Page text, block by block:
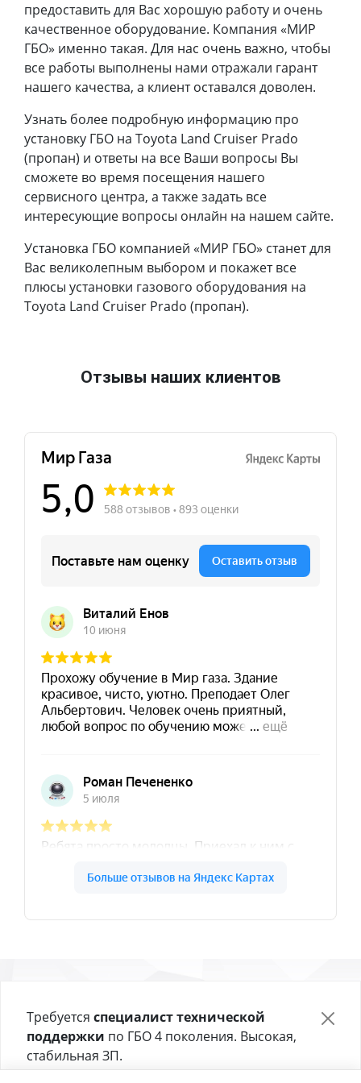
предоставить для Вас хорошую работу и очень
качественное оборудование. Компания «МИР
ГБО» именно такая. Для нас очень важно, чтобы
все работы выполнены нами отражали гарант
нашего качества, а клиент оставался доволен.
Узнать более подробную информацию про
установку ГБО на Toyota Land Cruiser Prado
(пропан) и ответы на все Ваши вопросы Вы
сможете во время посещения нашего
сервисного центра, а также задать все
интересующие вопросы онлайн на нашем сайте.
Установка ГБО компанией «МИР ГБО» станет для
Вас великолепным выбором и покажет все
плюсы установки газового оборудования на
Toyota Land Cruiser Prado (пропан).
Отзывы наших клиентов
«Центр газового оборудования»
Адрес СТО в Сочи
Требуется специалист технической
поддержки по ГБО 4 поколения. Высокая,
стабильная ЗП.